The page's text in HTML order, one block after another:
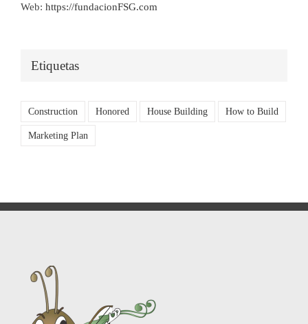
Web: https://fundacionFSG.com
Etiquetas
Construction Honored House Building How to Build
Marketing Plan